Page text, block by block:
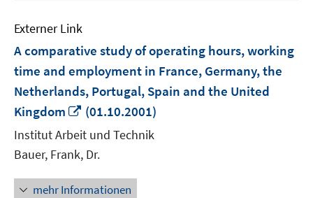
Externer Link
A comparative study of operating hours, working
time and employment in France, Germany, the
Netherlands, Portugal, Spain and the United
Kingdom
In
neuem
Fenster
öffnen
(01.10.2001)
Institut Arbeit und Technik
Bauer, Frank, Dr.
mehr Informationen